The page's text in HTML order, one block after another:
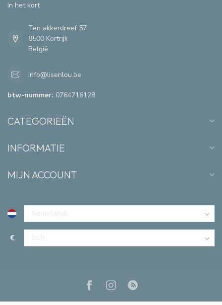
In het kort
Ten akkerdreef 57
8500 Kortrijk
België
info@lisenlou.be
btw-nummer: 0764716128
CATEGORIEËN
INFORMATIE
MIJN ACCOUNT
€